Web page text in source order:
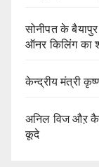
सोनीपत के
ऑनर किलिंग का
केन्द्रीय मंत्री
अनिल विज औऱ
कूदे